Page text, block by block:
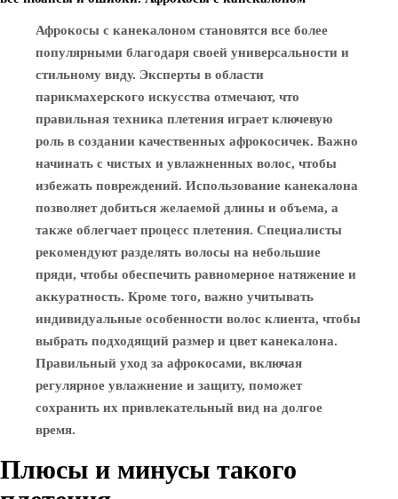
Афрокосы с канекалоном становятся все более
популярными благодаря своей универсальности и
стильному виду. Эксперты в области
парикмахерского искусства отмечают, что
правильная техника плетения играет ключевую
роль в создании качественных афрокосичек. Важно
начинать с чистых и увлажненных волос, чтобы
избежать повреждений. Использование канекалона
позволяет добиться желаемой длины и объема, а
также облегчает процесс плетения. Специалисты
рекомендуют разделять волосы на небольшие
пряди, чтобы обеспечить равномерное натяжение и
аккуратность. Кроме того, важно учитывать
индивидуальные особенности волос клиента, чтобы
выбрать подходящий размер и цвет канекалона.
Правильный уход за афрокосами, включая
регулярное увлажнение и защиту, поможет
сохранить их привлекательный вид на долгое
время.
Плюсы и минусы такого